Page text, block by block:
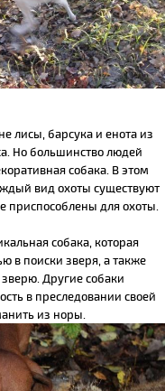
лисы, барсука и енота из
Но большинство людей
собака. В этом
вид охоты существуют
приспособлены для охоты.
собака, которая
в поиски зверя, а также
зверю. Другие собаки
в преследовании своей
из норы.